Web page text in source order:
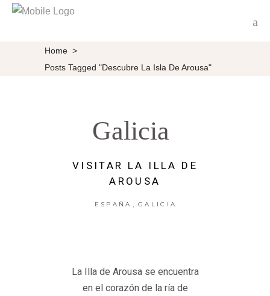
Home >
Posts Tagged "Descubre La Isla De Arousa"
Galicia
VISITAR LA ILLA DE
AROUSA
ESPAÑA GALICIA
La Illa de Arousa se encuentra
en el corazón de la ría de